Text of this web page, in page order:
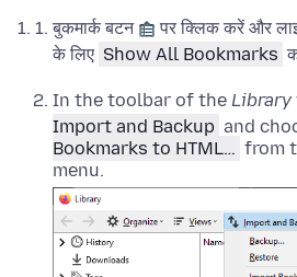
बुकमार्क बटन
पर क्लिक करें और
के लिए Show All Bookmarks
In the toolbar of the Library
Import and Backup and
Bookmarks to HTML… from
menu.